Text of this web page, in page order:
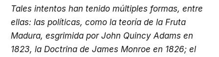
Tales intentos han tenido múltiples formas, entre
ellas: las políticas, como la teoría de la Fruta
Madura, esgrimida por John Quincy Adams en
1823, la Doctrina de James Monroe en 1826; el